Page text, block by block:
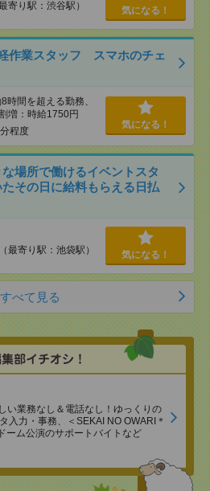
寄り駅：渋谷駅） 気になる！
作業スタッフ スマホのチェ
間を超える勤務、
増：時給1750円
程度
気になる！
場所で働けるイベントスタ
その日に給料もらえる日払
最寄り駅：池袋駅） 気になる！
すべて見る
い業務なし＆電話なし！ゆっくりの
入力・事務、＜SEKAI NO OWARI＊
ーム公演のサポートバイトなど